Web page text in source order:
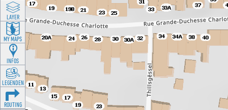
LAYER
MY MAPS
INFOS
LEGENDEN
ROUTING